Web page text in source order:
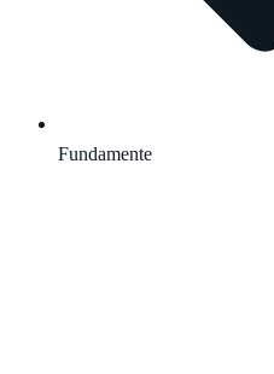
Fundamente